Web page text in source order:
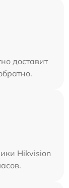
доставит
Hikvision